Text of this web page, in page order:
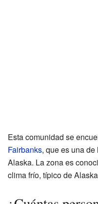
Esta comunidad se
Fairbanks, que es una
Alaska. La zona es
clima frío, típico de